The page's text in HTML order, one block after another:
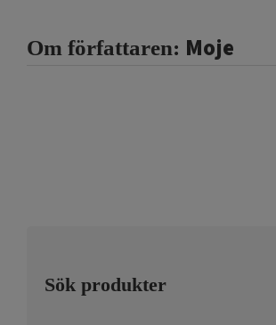
Om författaren: Moje
Sök produkter